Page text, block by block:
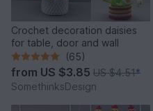
Crochet decoration daisies
for table, door and wall
(65)
from US $3.85 US $4.51*
SomethinksDesign